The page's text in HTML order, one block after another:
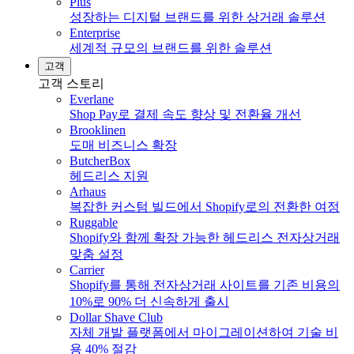
성장하는 디지털 브랜드를 위한 상거래 솔루션
Enterprise
세계적 규모의 브랜드를 위한 솔루션
고객
고객 스토리
Everlane
Shop Pay로 결제 속도 향상 및 전환율 개선
Brooklinen
도매 비즈니스 확장
ButcherBox
헤드리스 지원
Arhaus
복잡한 커스텀 빌드에서 Shopify로의 전환한 여정
Ruggable
Shopify와 함께 확장 가능한 헤드리스 전자상거래
맞춤 설정
Carrier
Shopify를 통해 전자상거래 사이트를 기존 비용의
10%로 90% 더 신속하게 출시
Dollar Shave Club
자체 개발 플랫폼에서 마이그레이션하여 기술 비
용 40% 절감